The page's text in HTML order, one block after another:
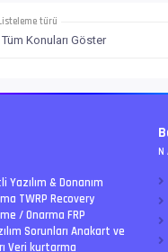
türü
Yazılım & Donanım
TWRP Recovery
/ Onarma FRP
Sorunları Anakart ve
Veri kurtarma